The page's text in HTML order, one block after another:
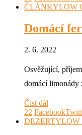
ČLÁNKYLOW
Domácí
2. 6. 2022
Osvěžující,
domácí limonády
Číst dál
22 Facebook
DEZERTYLOW